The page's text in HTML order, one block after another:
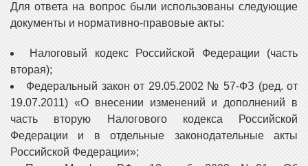
Для ответа на вопрос были использованы следующие
документы и нормативно-правовые акты:
Налоговый кодекс Российской Федерации (часть
вторая);
Федеральный закон от 29.05.2002 № 57-ФЗ (ред. от
19.07.2011) «О внесении изменений и дополнений в
часть вторую Налогового кодекса Российской
Федерации и в отдельные законодательные акты
Российской Федерации»;